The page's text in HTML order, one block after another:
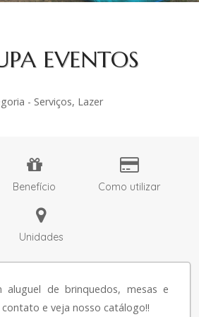
EVENTOS
- Serviços, Lazer
Benefício Como utilizar
Unidades
aluguel de brinquedos, mesas e
contato e veja nosso catálogo!!